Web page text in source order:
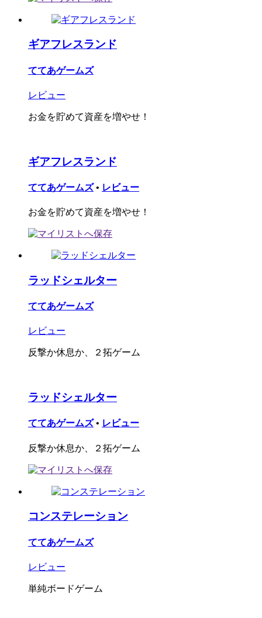
ギアフレスランド
ててあゲームズ
レビュー
お金を貯めて資産を増やせ！
ギアフレスランド
ててあゲームズ • レビュー
お金を貯めて資産を増やせ！
ラッドシェルター
ててあゲームズ
レビュー
反撃か休息か、２拓ゲーム
ラッドシェルター
ててあゲームズ • レビュー
反撃か休息か、２拓ゲーム
コンステレーション
ててあゲームズ
レビュー
単純ボードゲーム